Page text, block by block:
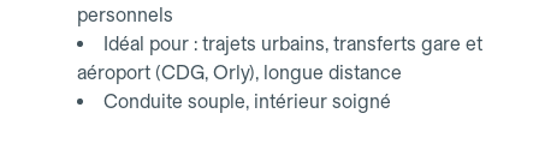
personnels
Idéal pour : trajets urbains, transferts gare et
aéroport (CDG, Orly), longue distance
Conduite souple, intérieur soigné